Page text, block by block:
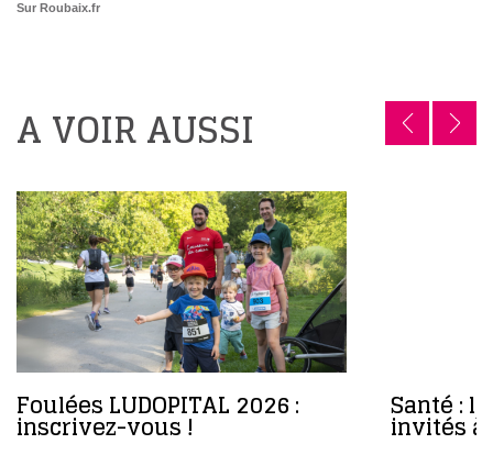
Sur Roubaix.fr
A VOIR AUSSI
Foulées LUDOPITAL 2026 :
inscrivez-vous !
Santé :
invités